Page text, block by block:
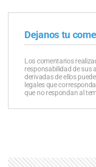
Dejanos tu
Los comentarios
responsabilidad de sus
derivadas de ellos
legales que
que no respondan al